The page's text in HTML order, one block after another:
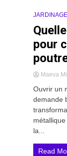
JARDINAGE
pour
Maeva
Ouvrir un
demande
la...
Read